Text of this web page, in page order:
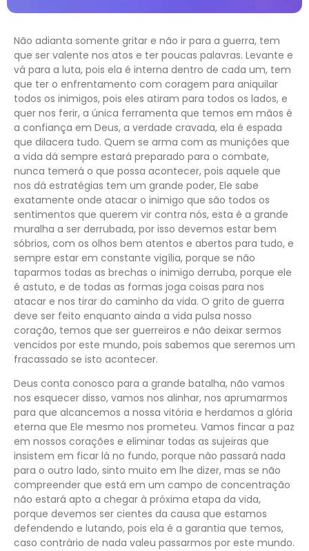
Não adianta somente gritar e não ir para a guerra, tem
que ser valente nos atos e ter poucas palavras. Levante e
vá para a luta, pois ela é interna dentro de cada um, tem
que ter o enfrentamento com coragem para aniquilar
todos os inimigos, pois eles atiram para todos os lados, e
quer nos ferir, a única ferramenta que temos em mãos é
a confiança em Deus, a verdade cravada, ela é espada
que dilacera tudo. Quem se arma com as munições que
a vida dá sempre estará preparado para o combate,
nunca temerá o que possa acontecer, pois aquele que
nos dá estratégias tem um grande poder, Ele sabe
exatamente onde atacar o inimigo que são todos os
sentimentos que querem vir contra nós, esta é a grande
muralha a ser derrubada, por isso devemos estar bem
sóbrios, com os olhos bem atentos e abertos para tudo, e
sempre estar em constante vigília, porque se não
taparmos todas as brechas o inimigo derruba, porque ele
é astuto, e de todas as formas joga coisas para nos
atacar e nos tirar do caminho da vida. O grito de guerra
deve ser feito enquanto ainda a vida pulsa nosso
coração, temos que ser guerreiros e não deixar sermos
vencidos por este mundo, pois sabemos que seremos um
fracassado se isto acontecer.
Deus conta conosco para a grande batalha, não vamos
nos esquecer disso, vamos nos alinhar, nos aprumarmos
para que alcancemos a nossa vitória e herdamos a glória
eterna que Ele mesmo nos prometeu. Vamos fincar a paz
em nossos corações e eliminar todas as sujeiras que
insistem em ficar lá no fundo, porque não passará nada
para o outro lado, sinto muito em lhe dizer, mas se não
compreender que está em um campo de concentração
não estará apto a chegar à próxima etapa da vida,
porque devemos ser cientes da causa que estamos
defendendo e lutando, pois ela é a garantia que temos,
caso contrário de nada valeu passarmos por este mundo.